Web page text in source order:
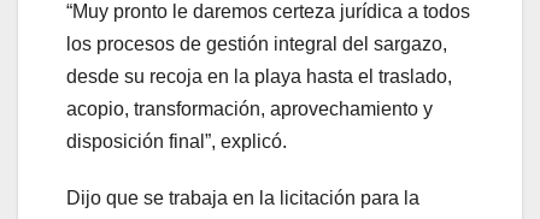
“Muy pronto le daremos certeza jurídica a todos
los procesos de gestión integral del sargazo,
desde su recoja en la playa hasta el traslado,
acopio, transformación, aprovechamiento y
disposición final”, explicó.
Dijo que se trabaja en la licitación para la